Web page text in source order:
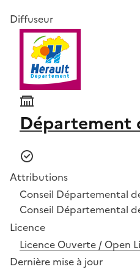
Diffuseur
Département
Attributions
Conseil Départemental
Conseil Départemental
Licence
Licence Ouverte / Open
Dernière mise à jour